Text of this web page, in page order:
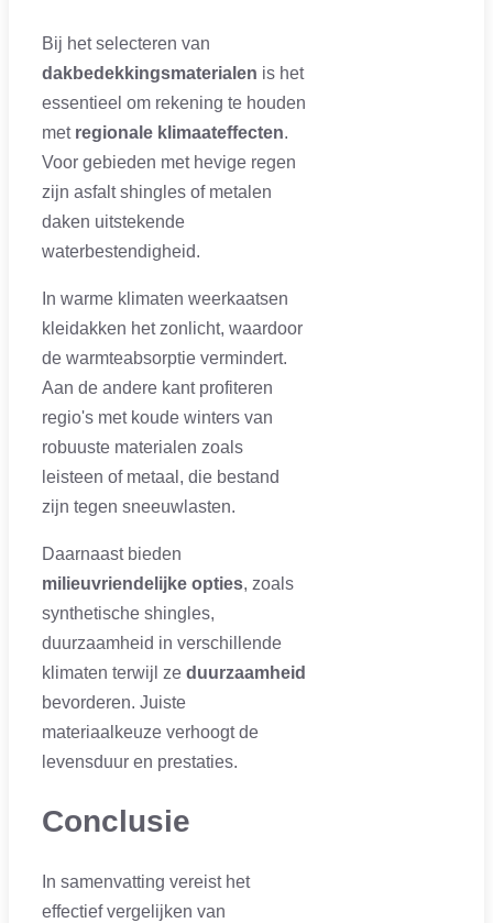
Bij het selecteren van
dakbedekkingsmaterialen is het
essentieel om rekening te houden
met regionale klimaateffecten.
Voor gebieden met hevige regen
zijn asfalt shingles of metalen
daken uitstekende
waterbestendigheid.
In warme klimaten weerkaatsen
kleidakken het zonlicht, waardoor
de warmteabsorptie vermindert.
Aan de andere kant profiteren
regio's met koude winters van
robuuste materialen zoals
leisteen of metaal, die bestand
zijn tegen sneeuwlasten.
Daarnaast bieden
milieuvriendelijke opties, zoals
synthetische shingles,
duurzaamheid in verschillende
klimaten terwijl ze duurzaamheid
bevorderen. Juiste
materiaalkeuze verhoogt de
levensduur en prestaties.
Conclusie
In samenvatting vereist het
effectief vergelijken van